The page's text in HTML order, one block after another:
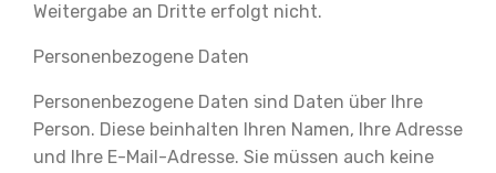
Weitergabe an Dritte erfolgt nicht.
Personenbezogene Daten
Personenbezogene Daten sind Daten über Ihre
Person. Diese beinhalten Ihren Namen, Ihre Adresse
und Ihre E-Mail-Adresse. Sie müssen auch keine